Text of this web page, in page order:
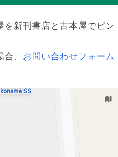
新刊書店と古本屋でピン
、 お問い合わせフォーム